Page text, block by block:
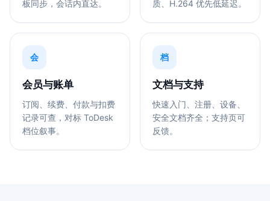
板同步，会话内直达。
质、H.264 优先低延迟。
会
会员与账单
订阅、续费、付款与扣费
记录可查，对标 ToDesk
档位叙事。
档
文档与支持
快速入门、注册、设备、
安全文档齐全；支持页可
反馈。